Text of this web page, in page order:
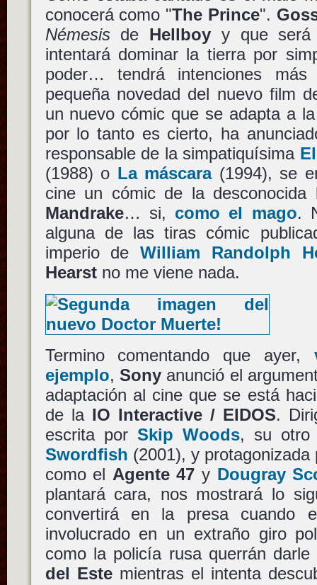
conocerá como "The Prince".
Némesisde Hellboy y que será
intentará dominar la tierra por
poder… tendrá intenciones más
pequeña novedad del nuevo film
un nuevo cómic que se adapta a
por lo tanto es cierto, ha
responsable de la simpatiquísima
(1988) o La máscara(1994), se
cine un cómic de la desconocida
Mandrake… si, como el mago.
alguna de las tiras cómic
imperio deWilliam Randolph
Hearstno me viene nada.
Termino comentando que ayer,
ejemplo, Sonyanunció el
adaptación al cine que se está
de la IO Interactive / EIDOS.
escrita por Skip Woods, su
Swordfish (2001), y
como el Agente 47 y Dougray
plantará cara, nos mostrará lo
convertirá en la presa cuando
involucrado en un extraño giro
como la policía rusa querrán
del Estemientras el intenta